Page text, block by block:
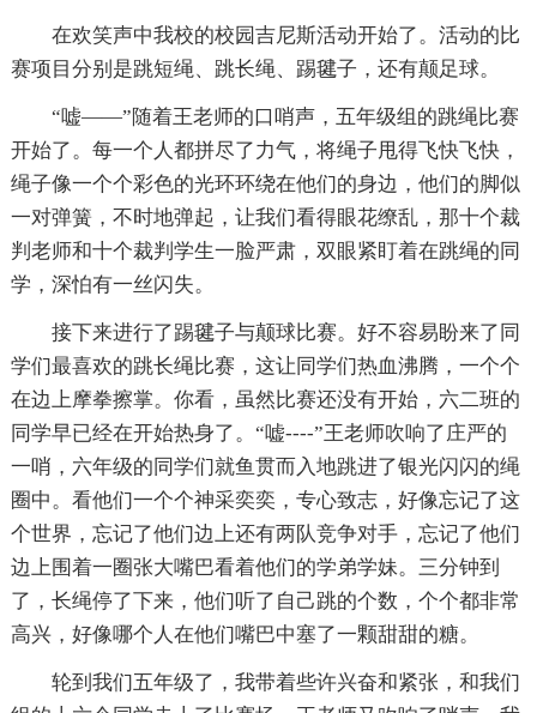
在欢笑声中我校的校园吉尼斯活动开始了。活动的比
赛项目分别是跳短绳、跳长绳、踢毽子，还有颠足球。
“嘘——”随着王老师的口哨声，五年级组的跳绳比赛
开始了。每一个人都拼尽了力气，将绳子甩得飞快飞快，
绳子像一个个彩色的光环环绕在他们的身边，他们的脚似
一对弹簧，不时地弹起，让我们看得眼花缭乱，那十个裁
判老师和十个裁判学生一脸严肃，双眼紧盯着在跳绳的同
学，深怕有一丝闪失。
接下来进行了踢毽子与颠球比赛。好不容易盼来了同
学们最喜欢的跳长绳比赛，这让同学们热血沸腾，一个个
在边上摩拳擦掌。你看，虽然比赛还没有开始，六二班的
同学早已经在开始热身了。“嘘----”王老师吹响了庄严的
一哨，六年级的同学们就鱼贯而入地跳进了银光闪闪的绳
圈中。看他们一个个神采奕奕，专心致志，好像忘记了这
个世界，忘记了他们边上还有两队竞争对手，忘记了他们
边上围着一圈张大嘴巴看着他们的学弟学妹。三分钟到
了，长绳停了下来，他们听了自己跳的个数，个个都非常
高兴，好像哪个人在他们嘴巴中塞了一颗甜甜的糖。
轮到我们五年级了，我带着些许兴奋和紧张，和我们